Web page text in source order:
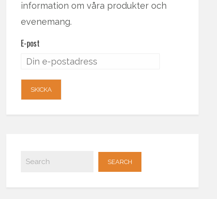
information om våra produkter och
evenemang.
E-post